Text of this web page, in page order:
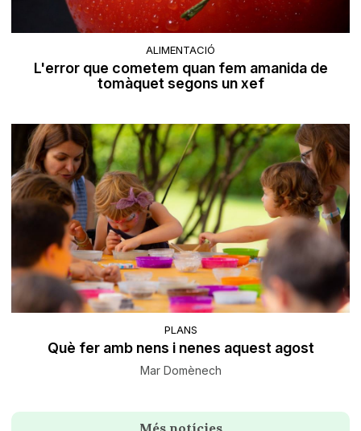
ALIMENTACIÓ
L'error que cometem quan fem amanida de
tomàquet segons un xef
PLANS
Què fer amb nens i nenes aquest agost
Mar Domènech